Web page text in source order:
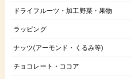
ドライフルーツ・加工野菜・果物
ラッピング
ナッツ(アーモンド・くるみ等)
チョコレート・ココア